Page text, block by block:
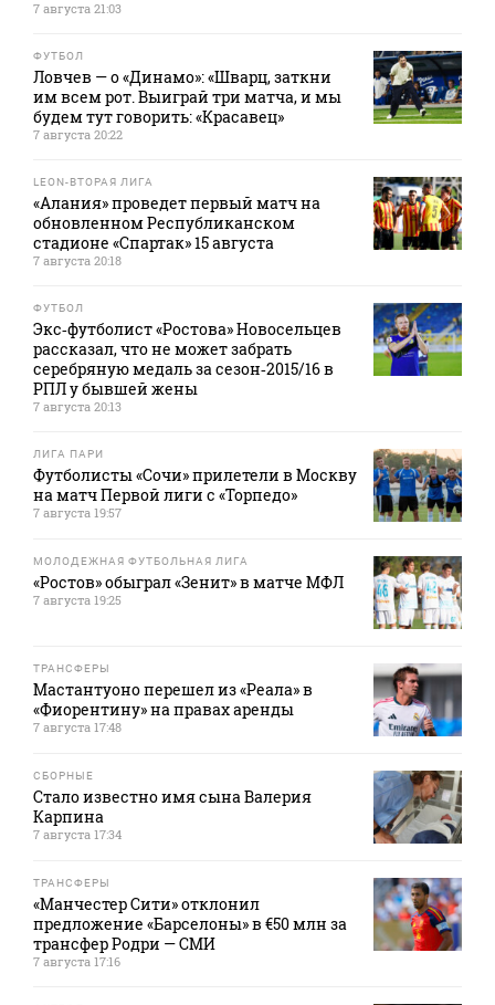
7 августа 21:03
ФУТБОЛ
Ловчев — о «Динамо»: «Шварц, заткни
им всем рот. Выиграй три матча, и мы
будем тут говорить: «Красавец»
7 августа 20:22
LEON-ВТОРАЯ ЛИГА
«Алания» проведет первый матч на
обновленном Республиканском
стадионе «Спартак» 15 августа
7 августа 20:18
ФУТБОЛ
Экс‑футболист «Ростова» Новосельцев
рассказал, что не может забрать
серебряную медаль за сезон‑2015/16 в
РПЛ у бывшей жены
7 августа 20:13
ЛИГА ПАРИ
Футболисты «Сочи» прилетели в Москву
на матч Первой лиги с «Торпедо»
7 августа 19:57
МОЛОДЕЖНАЯ ФУТБОЛЬНАЯ ЛИГА
«Ростов» обыграл «Зенит» в матче МФЛ
7 августа 19:25
ТРАНСФЕРЫ
Мастантуоно перешел из «Реала» в
«Фиорентину» на правах аренды
7 августа 17:48
СБОРНЫЕ
Стало известно имя сына Валерия
Карпина
7 августа 17:34
ТРАНСФЕРЫ
«Манчестер Сити» отклонил
предложение «Барселоны» в €50 млн за
трансфер Родри — СМИ
7 августа 17:16